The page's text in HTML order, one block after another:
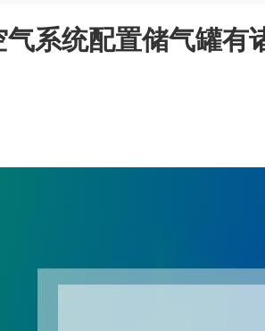
气系统配置储气罐有